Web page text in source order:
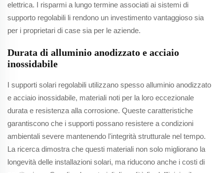
elettrica. I risparmi a lungo termine associati ai sistemi di
supporto regolabili li rendono un investimento vantaggioso sia
per i proprietari di case sia per le aziende.
Durata di alluminio anodizzato e acciaio
inossidabile
I supporti solari regolabili utilizzano spesso alluminio anodizzato
e acciaio inossidabile, materiali noti per la loro eccezionale
durata e resistenza alla corrosione. Queste caratteristiche
garantiscono che i supporti possano resistere a condizioni
ambientali severe mantenendo l'integrità strutturale nel tempo.
La ricerca dimostra che questi materiali non solo migliorano la
longevità delle installazioni solari, ma riducono anche i costi di